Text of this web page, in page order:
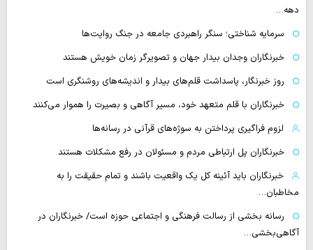
دهه…
سرمایه شناختی؛ سنگر راهبردی جامعه در جنگ روایت‌ها
خبرنگاران وجدان بیدار جهان و تصویرگر زمان خویش هستند
روز خبرنگار، پاسداشت قلم‌های بیدار و اندیشه‌های روشنگری است
خبرنگاران با قلم متعهد خود، مسیر آگاهی و بصیرت را هموار می‌کنند
لزوم فراگیری پرداختن به سوژه‌های قرآنی در رسانه‌ها
خبرنگاران پل ارتباطی مردم و مسئولان در رفع مشکلات هستند
خبرنگاران باید آئینه کل یک واقعیت باشند و تمام حقیقت را به
مخاطبان…
رسانه بخشی از رسالت فرهنگی و اجتماعی حوزه است/ خبرنگاران در
آگاهی‌بخشی…